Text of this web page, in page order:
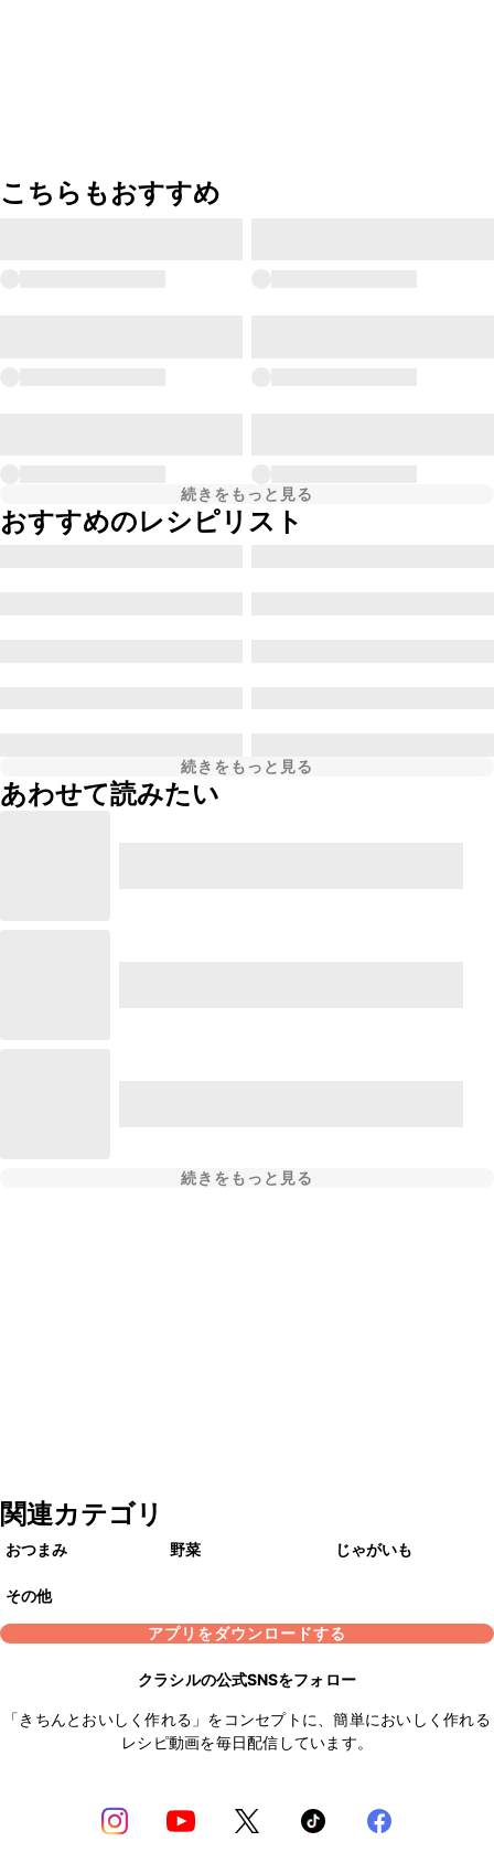
こちらもおすすめ
続きをもっと見る
おすすめのレシピリスト
続きをもっと見る
あわせて読みたい
続きをもっと見る
関連カテゴリ
おつまみ 野菜 じゃがいも
その他
アプリをダウンロードする
クラシルの公式SNSをフォロー
「きちんとおいしく作れる」をコンセプトに、簡単においしく作れる
レシピ動画を毎日配信しています。